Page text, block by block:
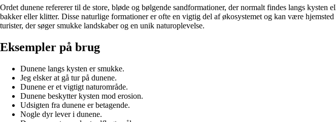
Ordet dunene refererer til de store, bløde og bølgende sandformationer, der normalt findes langs
bakker eller klitter. Disse naturlige formationer er ofte en vigtig del af økosystemet og kan være
turister, der søger smukke landskaber og en unik naturoplevelse.
Eksempler på brug
Dunene langs kysten er smukke.
Jeg elsker at gå tur på dunene.
Dunene er et vigtigt naturområde.
Dunene beskytter kysten mod erosion.
Udsigten fra dunene er betagende.
Nogle dyr lever i dunene.